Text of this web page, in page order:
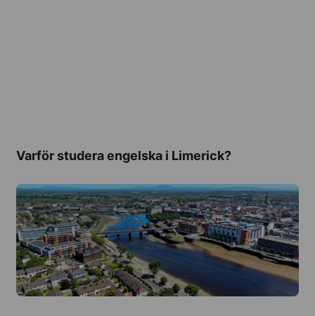
Varför studera engelska i Limerick?